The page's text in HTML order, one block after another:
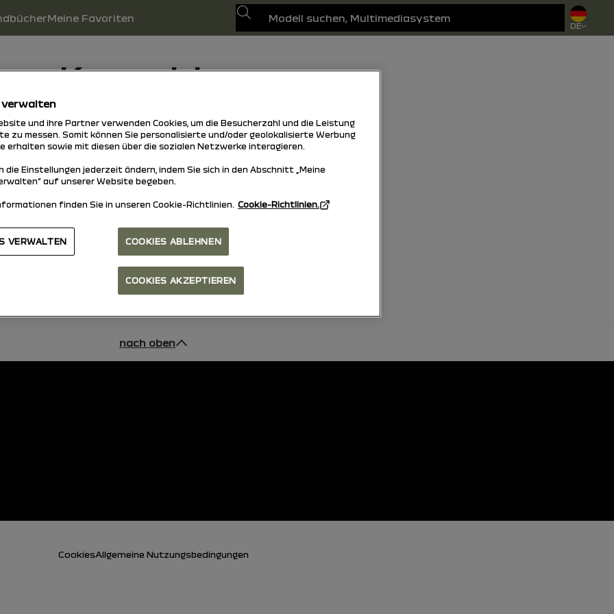
Meine Favoriten
Suchen
DE
Kennzeichen
für die folgenden Länder suchen:
(VIN) oder des Modells suchen.
nach oben
CookiesAllgemeine Nutzungsbedingungen
verwalten
und ihre Partner verwenden Cookies, um die Besucherzahl und die Leistung
zu messen. Somit können Sie personalisierte und/oder geolokalisierte Werbung
erhalten sowie mit diesen über die sozialen Netzwerke interagieren.
die Einstellungen jederzeit ändern, indem Sie sich in den Abschnitt „Meine
auf unserer Website begeben.
finden Sie in unseren Cookie-Richtlinien. Cookie-Richtlinien.
COOKIES ABLEHNEN
COOKIES AKZEPTIEREN
VERWALTEN